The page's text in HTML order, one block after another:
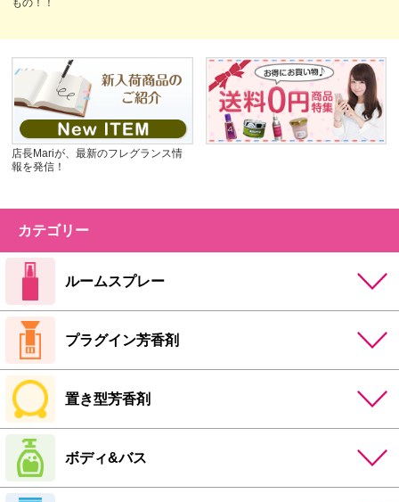
もの！！
店長Mariが、最新のフレグランス情
報を発信！
カテゴリー
ルームスプレー
プラグイン芳香剤
置き型芳香剤
ボディ&バス